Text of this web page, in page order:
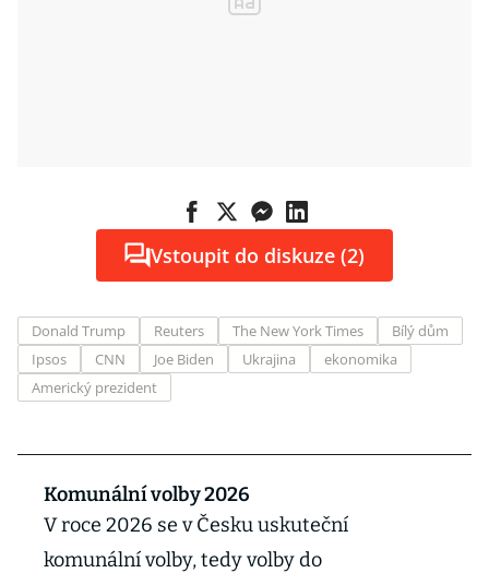
Vstoupit do diskuze (2)
Donald Trump Reuters The New York Times
Bílý dům
Ipsos
CNN Joe Biden Ukrajina
ekonomika
Americký prezident
Komunální volby 2026
V roce 2026 se v Česku uskuteční
komunální volby, tedy volby do